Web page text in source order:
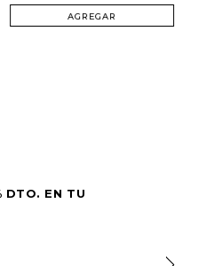
AGREGAR
DTO. EN TU